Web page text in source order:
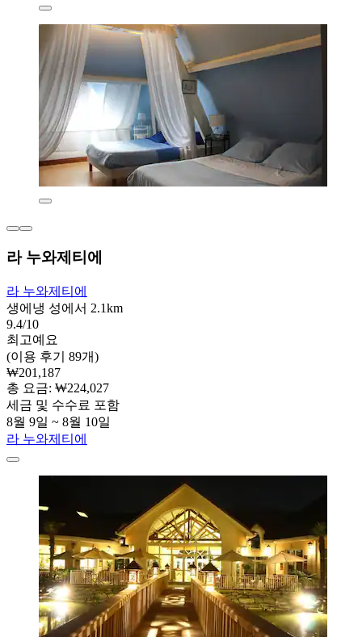
라 누와제티에
라 누와제티에
생에냉 성에서 2.1km
9.4/10
최고예요
(이용 후기 89개)
₩201,187
총 요금: ₩224,027
세금 및 수수료 포함
8월 9일 ~ 8월 10일
라 누와제티에